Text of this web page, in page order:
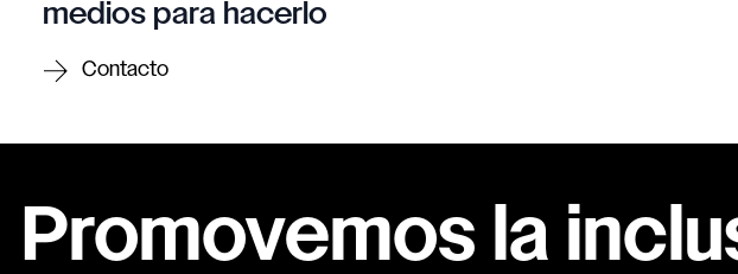
medios para hacerlo
Contacto
Promovemos la